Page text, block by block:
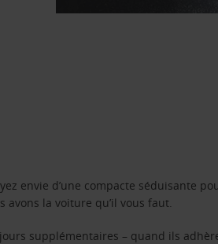
envie d’une compacte séduisante
avons la voiture qu’il vous faut.
supplémentaires – quand ils